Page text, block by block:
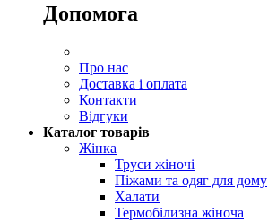
Допомога
Про нас
Доставка і оплата
Контакти
Відгуки
Каталог товарів
Жінка
Труси жіночі
Піжами та одяг для дому
Халати
Термобілизна жіноча